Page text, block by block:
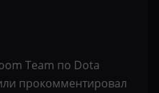
Team по Dota
прокомментировал